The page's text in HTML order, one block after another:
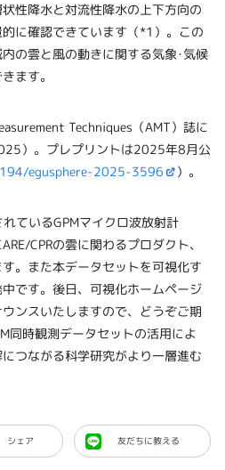
性降水と対流性降水の上下方向の
に確認できています（*1）。この
の雲と風の動きに関する気象･気候
ます。
Techniques（AMT）誌に
）。プレプリントは2025年8月公
egusphere-2025-3596 ）。
ているGPMマイクロ波放射計
CPRの雲に関わるプロダクト、
。また本データセットを可視化す
です。後日、可視化ホームページ
ンスいたしますので、どうぞご期
同時観測データセットの活用によ
つながる科学研究がより一層進む
シェア 友だちに教える